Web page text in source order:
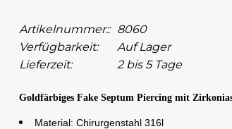
Artikelnummer::
8060
Verfügbarkeit:
Auf Lager
Lieferzeit:
2 bis 5 Tage
Goldfärbiges Fake Septum Piercing mit
Material: Chirurgenstahl 316l